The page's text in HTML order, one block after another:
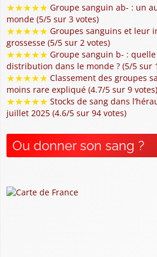
★★★★★ Groupe sanguin ab- : un
monde (5/5 sur 3 votes)
★★★★★ Groupes sanguins et leur
grossesse (5/5 sur 2 votes)
★★★★★ Groupe sanguin b- :
distribution dans le monde ? (5/5 sur
★★★★★ Classement des groupes
moins rare expliqué (4.7/5 sur 9 votes)
★★★★★ Stocks de sang dans
juillet 2025 (4.6/5 sur 94 votes)
Ou donner son sang ?